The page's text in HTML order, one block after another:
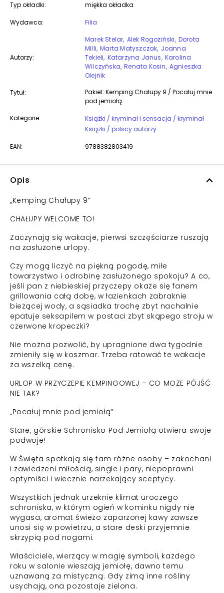
Typ okładki: miękka okładka
Wydawca: Filia
Autorzy:
Marek Stelar Alek Rogoziński Dorota
Milli Marta Matyszczak Joanna
Tekieli Katarzyna Janus Karolina
Wilczyńska Renata Kosin Agnieszka
Olejnik
Tytuł:
Pakiet: Kemping Chałupy 9 / Pocałuj mnie
pod jemiołą
Kategorie:
Książki / kryminał i sensacja / kryminał
Książki / polscy autorzy
EAN: 9788382803419
Opis
„Kemping Chałupy 9”
CHAŁUPY WELCOME TO!
Zaczynają się wakacje, pierwsi szczęściarze ruszają
na zasłużone urlopy.
Czy mogą liczyć na piękną pogodę, miłe
towarzystwo i odrobinę zasłużonego spokoju? A co,
jeśli pan z niebieskiej przyczepy okaże się fanem
grillowania całą dobę, w łazienkach zabraknie
bieżącej wody, a sąsiadka trochę zbyt nachalnie
epatuje seksapilem w postaci zbyt skąpego stroju w
czerwone kropeczki?
Nie można pozwolić, by upragnione dwa tygodnie
zmieniły się w koszmar. Trzeba ratować te wakacje
za wszelką cenę.
URLOP W PRZYCZEPIE KEMPINGOWEJ – CO MOŻE PÓJŚĆ
NIE TAK?
„Pocałuj mnie pod jemiołą”
Stare, górskie Schronisko Pod Jemiołą otwiera swoje
podwoje!
W Święta spotkają się tam różne osoby – zakochani
i zawiedzeni miłością, single i pary, niepoprawni
optymiści i wiecznie narzekający sceptycy.
Wszystkich jednak urzeknie klimat uroczego
schroniska, w którym ogień w kominku nigdy nie
wygasa, aromat świeżo zaparzonej kawy zawsze
unosi się w powietrzu, a stare deski przyjemnie
skrzypią pod nogami.
Właściciele, wierzący w magię symboli, każdego
roku w salonie wieszają jemiołę, dawno temu
uznawaną za mistyczną. Gdy zimą inne rośliny
usychają, ona pozostaje zielona.